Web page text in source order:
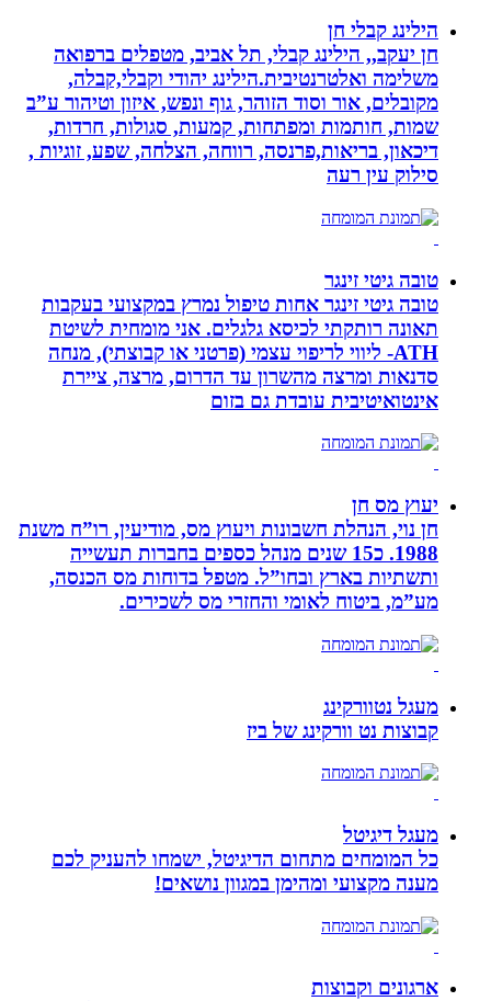
הילינג קבלי חן
חן יעקב,, הילינג קבלי, תל אביב, מטפלים ברפואה
משלימה ואלטרנטיבית.הילינג יהודי וקבלי,קבלה,
מקובלים, אור וסוד הזוהר, גוף ונפש, איזון וטיהור ע”ב
שמות, חותמות ומפתחות, קמעות, סגולות, חרדות,
דיכאון, בריאות,פרנסה, רווחה, הצלחה, שפע, זוגיות ,
סילוק עין רעה
טובה גיטי זינגר
טובה גיטי זינגר אחות טיפול נמרץ במקצועי בעקבות
תאונה רותקתי לכיסא גלגלים. אני מומחית לשיטת
ATH- ליווי לריפוי עצמי (פרטני או קבוצתי), מנחה
סדנאות ומרצה מהשרון עד הדרום, מרצה, ציירת
אינטואיטיבית עובדת גם בזום
יעוץ מס חן
חן נוי, הנהלת חשבונות ויעוץ מס, מודיעין, רו”ח משנת
1988. כ15 שנים מנהל כספים בחברות תעשייה
ותשתיות בארץ ובחו”ל. מטפל בדוחות מס הכנסה,
מע”מ, ביטוח לאומי והחזרי מס לשכירים.
מעגל נטוורקינג
קבוצות נט וורקינג של ביז
מעגל דיגיטל
כל המומחים מתחום הדיגיטל, ישמחו להעניק לכם
מענה מקצועי ומהימן במגוון נושאים!
ארגונים וקבוצות